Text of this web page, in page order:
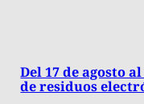
Del 17 de agosto
de residuos